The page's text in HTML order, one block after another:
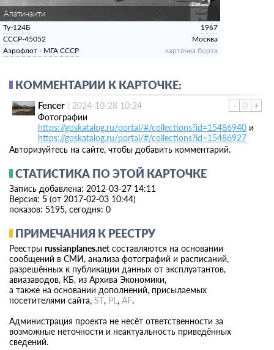
Апатинаити
Ту-124Б
СССР-45052
Аэрофлот - МГА СССР
1967
Москва
карточка борта
КОММЕНТАРИИ К КАРТОЧКЕ:
- 0 +
Fencer | 2024-10-28 10:24
Фотографии
https://goskatalog.ru/portal/#/collections?id=15486940 и
https://goskatalog.ru/portal/#/collections?id=15486927
Авторизуйтесь на сайте, чтобы добавить комментарий.
СТАТИСТИКА ПО ЭТОЙ КАРТОЧКЕ
Запись добавлена: 2012-03-27 14:11
Версия: 5 (от 2017-02-03 10:44)
показов: 5195, сегодня: 0
ПРИМЕЧАНИЯ К РЕЕСТРУ
Реестры russianplanes.net составляются на основании
сообщений в СМИ, анализа фотографий и расписаний,
разрешённых к публикации данных от эксплуатантов,
авиазаводов, КБ, из Архива Экономики,
а также на основании дополнений, присылаемых
посетителями сайта, ST, PL , AF.
Администрация проекта не несёт ответственности за
возможные неточности и неактуальность приведённых
сведений.